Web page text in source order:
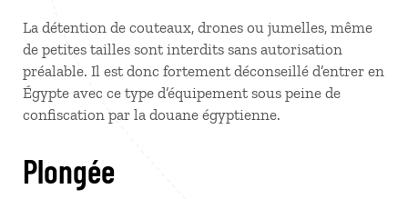
La détention de couteaux, drones ou jumelles, même
de petites tailles sont interdits sans autorisation
préalable. Il est donc fortement déconseillé d’entrer en
Égypte avec ce type d’équipement sous peine de
confiscation par la douane égyptienne.
Plongée